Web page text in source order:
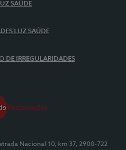
SAÚDE
LUZ SAÚDE
DE IRREGULARIDADES
Nacional 10, km 37, 2900-722